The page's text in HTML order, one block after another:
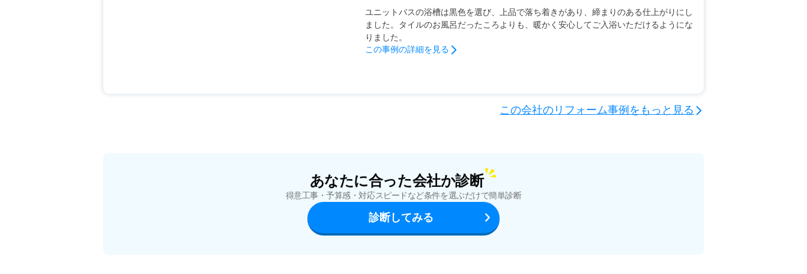
ユニットバスの浴槽は黒色を選び、上品で落ち着きがあり、締まりのある仕上がりにし
ました。タイルのお風呂だったころよりも、暖かく安心してご入浴いただけるようにな
りました。
この事例の詳細を見る
この会社のリフォーム事例をもっと見る
あなたに合った会社か診断
得意工事・予算感・対応スピードなど条件を選ぶだけで簡単診断
診断してみる